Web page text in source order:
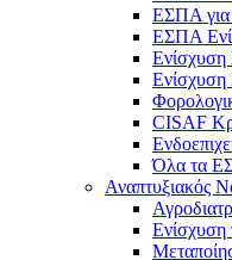
ΕΣΠΑ για
ΕΣΠΑ
Ενίσχυση
Ενίσχυση
CISAF
Όλα τα
Αναπτυξιακός